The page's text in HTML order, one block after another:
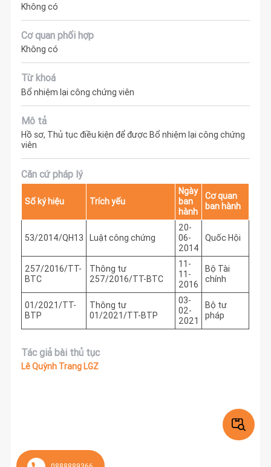
Không có
Cơ quan phối hợp
Không có
Từ khoá
Bổ nhiệm lại công chứng viên
Mô tả
Hồ sơ, Thủ tục điều kiện để được Bổ nhiệm lại công chứng
viên
Căn cứ pháp lý
Số ký hiệu Trích yếu
Ngày
ban
hành
Cơ quan
ban hành
53/2014/QH13 Luật công chứng
20-
06-
2014
Quốc Hội
257/2016/TT-
BTC
Thông tư
257/2016/TT-BTC
11-
11-
2016
Bộ Tài
chính
01/2021/TT-
BTP
Thông tư
01/2021/TT-BTP
03-
02-
2021
Bộ tư
pháp
Tác giả bài thủ tục
Lê Quỳnh Trang LGZ